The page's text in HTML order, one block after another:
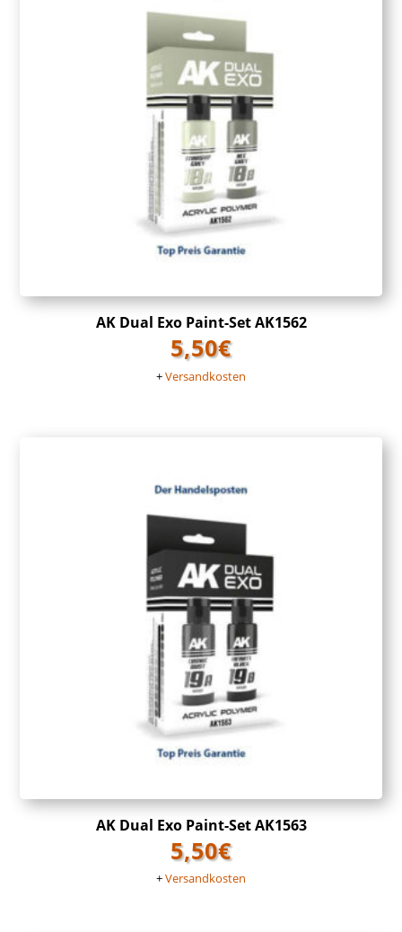
AK Dual Exo Paint-Set AK1562
5,50€
+Versandkosten
AK Dual Exo Paint-Set AK1563
5,50€
+Versandkosten